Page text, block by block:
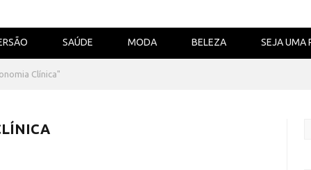
SAÚDE MODA BELEZA SEJA UMA
Clínica"